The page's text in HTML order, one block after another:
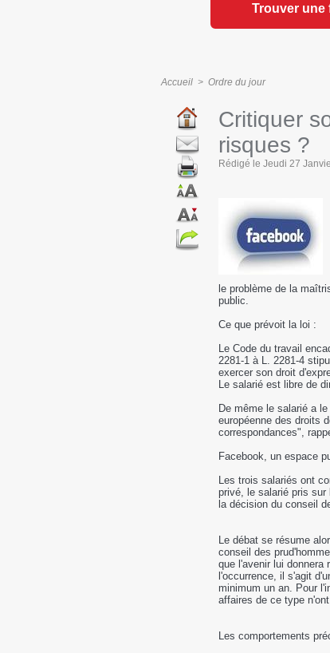
Trouver une
Accueil > Ordre du jour
Critiquer
risques ?
Rédigé le Jeudi 27
le problème de la
public.
Ce que prévoit la loi :
Le Code du travail
2281-1 à L. 2281-4
exercer son droit
Le salarié est libre de
De même le salarié a
européenne des droits
correspondances",
Facebook, un espace
Les trois salariés ont
privé, le salarié pris
la décision du conseil
Le débat se résume
conseil des
que l'avenir lui donnera
l'occurrence, il s'agit
minimum un an. Pour
affaires de ce type
Les comportements